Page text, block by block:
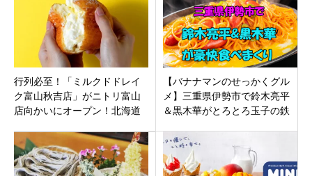
行列必至！「ミルクドドレイ
ク富山秋吉店」がニトリ富山
店向かいにオープン！北海道
ナツ！
【バナナマンのせっかくグル
メ】三重県伊勢市で鈴木亮平
＆黒木華がとろとろ玉子の鉄
食べっぷり披露！